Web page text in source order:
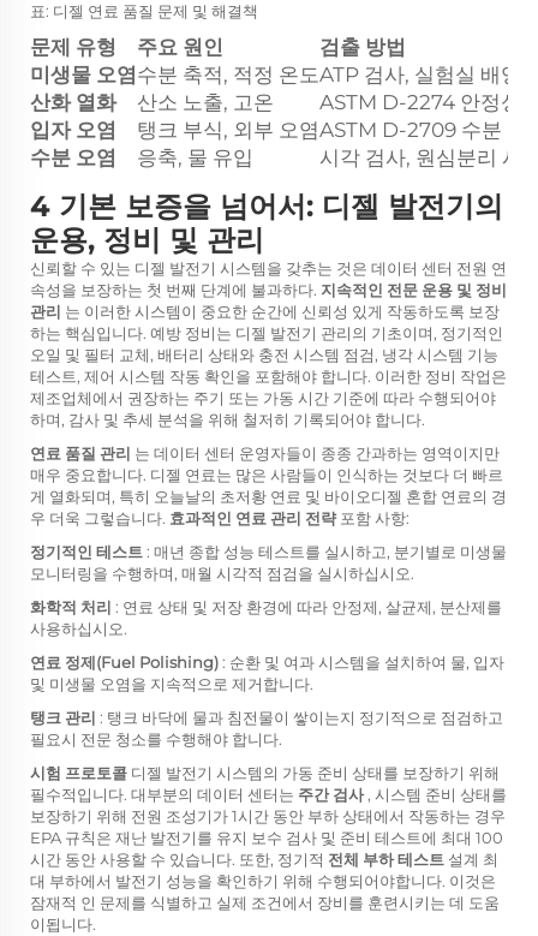
표: 디젤 연료 품질 문제 및 해결책
문제 유형 주요 원인
검출 방법
미생물 오염 수분 축적, 적정 온도ATP 검사, 실험실 배양
산화 열화
산소 노출, 고온
ASTM D-2274 안정성
입자 오염
탱크 부식, 외부 오염ASTM D-2709 수분 및
수분 오염
응축, 물 유입 시각 검사, 원심분리 시
4 기본 보증을 넘어서: 디젤 발전기의
운용, 정비 및 관리
신뢰할 수 있는 디젤 발전기 시스템을 갖추는 것은 데이터 센터 전원 연
속성을 보장하는 첫 번째 단계에 불과하다. 지속적인 전문 운용 및 정비
관리 는 이러한 시스템이 중요한 순간에 신뢰성 있게 작동하도록 보장
하는 핵심입니다. 예방 정비는 디젤 발전기 관리의 기초이며, 정기적인
오일 및 필터 교체, 배터리 상태와 충전 시스템 점검, 냉각 시스템 기능
테스트, 제어 시스템 작동 확인을 포함해야 합니다. 이러한 정비 작업은
제조업체에서 권장하는 주기 또는 가동 시간 기준에 따라 수행되어야
하며, 감사 및 추세 분석을 위해 철저히 기록되어야 합니다.
연료 품질 관리 는 데이터 센터 운영자들이 종종 간과하는 영역이지만
매우 중요합니다. 디젤 연료는 많은 사람들이 인식하는 것보다 더 빠르
게 열화되며, 특히 오늘날의 초저황 연료 및 바이오디젤 혼합 연료의 경
우 더욱 그렇습니다. 효과적인 연료 관리 전략포함 사항:
정기적인 테스트: 매년 종합 성능 테스트를 실시하고, 분기별로 미생물
모니터링을 수행하며, 매월 시각적 점검을 실시하십시오.
화학적 처리 : 연료 상태 및 저장 환경에 따라 안정제, 살균제, 분산제를
사용하십시오.
연료 정제(Fuel Polishing): 순환 및 여과 시스템을 설치하여 물, 입자
및 미생물 오염을 지속적으로 제거합니다.
탱크 관리 : 탱크 바닥에 물과 침전물이 쌓이는지 정기적으로 점검하고
필요시 전문 청소를 수행해야 합니다.
시험 프로토콜 디젤 발전기 시스템의 가동 준비 상태를 보장하기 위해
필수적입니다. 대부분의 데이터 센터는 주간 검사, 시스템 준비 상태를
보장하기 위해 전원 조성기가 1시간 동안 부하 상태에서 작동하는 경우
EPA 규칙은 재난 발전기를 유지 보수 검사 및 준비 테스트에 최대 100
시간 동안 사용할 수 있습니다. 또한, 정기적 전체 부하 테스트 설계 최
대 부하에서 발전기 성능을 확인하기 위해 수행되어야합니다. 이것은
잠재적 인 문제를 식별하고 실제 조건에서 장비를 훈련시키는 데 도움
이됩니다.